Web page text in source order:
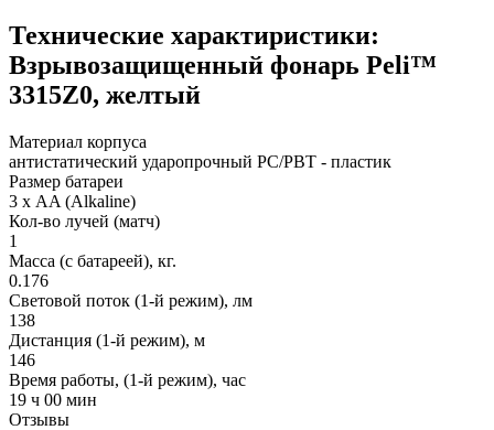
Технические характиристики:
Взрывозащищенный фонарь Peli™
3315Z0, желтый
Материал корпуса
антистатический ударопрочный PC/PBT - пластик
Размер батареи
3 х AA (Alkaline)
Кол-во лучей (матч)
1
Масса (с батареей), кг.
0.176
Световой поток (1-й режим), лм
138
Дистанция (1-й режим), м
146
Время работы, (1-й режим), час
19 ч 00 мин
Отзывы